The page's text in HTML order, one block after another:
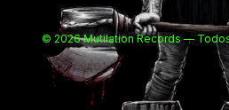
© 2026 Mutilation Records —